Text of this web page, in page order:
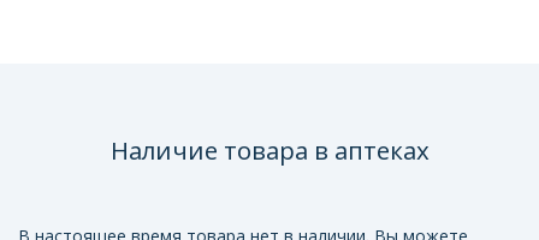
Наличие товара в аптеках
В настоящее время товара нет в наличии. Вы можете